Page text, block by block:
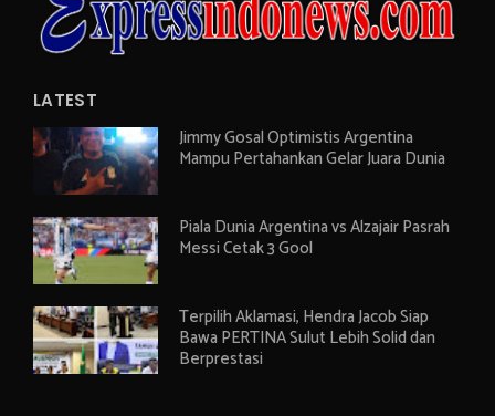
LATEST
Jimmy Gosal Optimistis Argentina
Mampu Pertahankan Gelar Juara Dunia
Piala Dunia Argentina vs Alzajair Pasrah
Messi Cetak 3 Gool
Terpilih Aklamasi, Hendra Jacob Siap
Bawa PERTINA Sulut Lebih Solid dan
Berprestasi